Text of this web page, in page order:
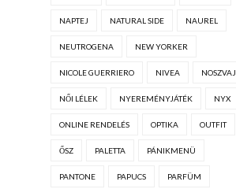
NAPTEJ NATURAL SIDE NAUREL
NEUTROGENA NEW YORKER
NICOLE GUERRIERO NIVEA NOSZVAJ
NŐI LÉLEK NYEREMÉNYJÁTÉK NYX
ONLINE RENDELÉS OPTIKA OUTFIT
ŐSZ PALETTA PÁNIKMENÜ
PANTONE PAPUCS PARFÜM